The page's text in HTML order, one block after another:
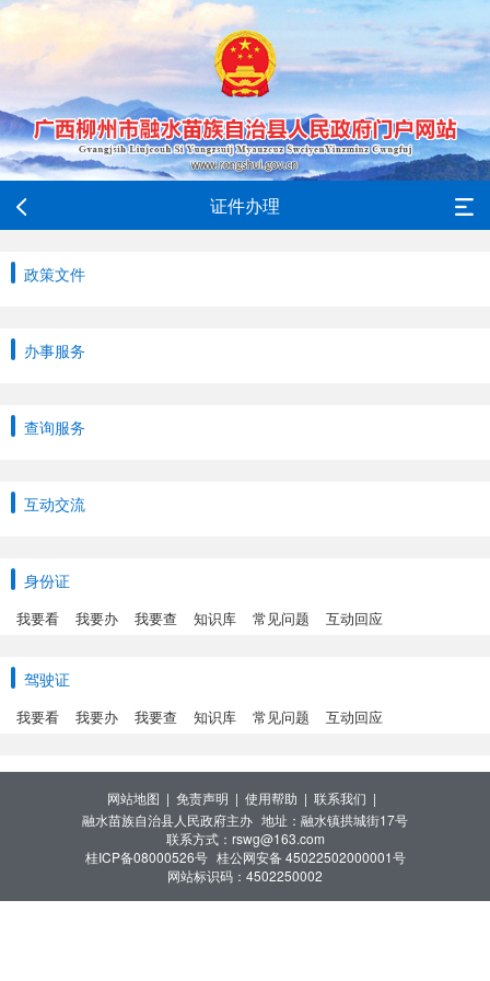
证件办理
政策文件
办事服务
查询服务
互动交流
身份证
我要看 我要办 我要查 知识库 常见问题 互动回应
驾驶证
我要看 我要办 我要查 知识库 常见问题 互动回应
网站地图 | 免责声明 | 使用帮助 | 联系我们 |
融水苗族自治县人民政府主办 地址：融水镇拱城街17号
联系方式：rswg@163.com
桂ICP备08000526号 桂公网安备 45022502000001号
网站标识码：4502250002